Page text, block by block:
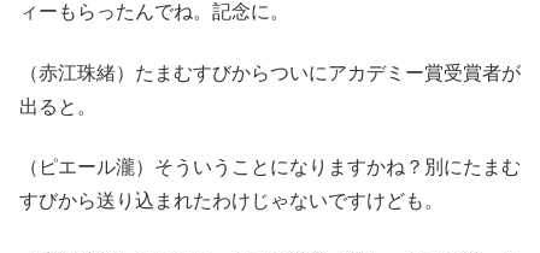
ィーもらったんでね。記念に。
（赤江珠緒）たまむすびからついにアカデミー賞受賞者が
出ると。
（ピエール瀧）そういうことになりますかね？別にたまむ
すびから送り込まれたわけじゃないですけども。